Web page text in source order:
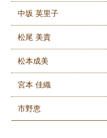
中坂 英里子
松尾 美貴
松本成美
宮本 佳織
市野恵